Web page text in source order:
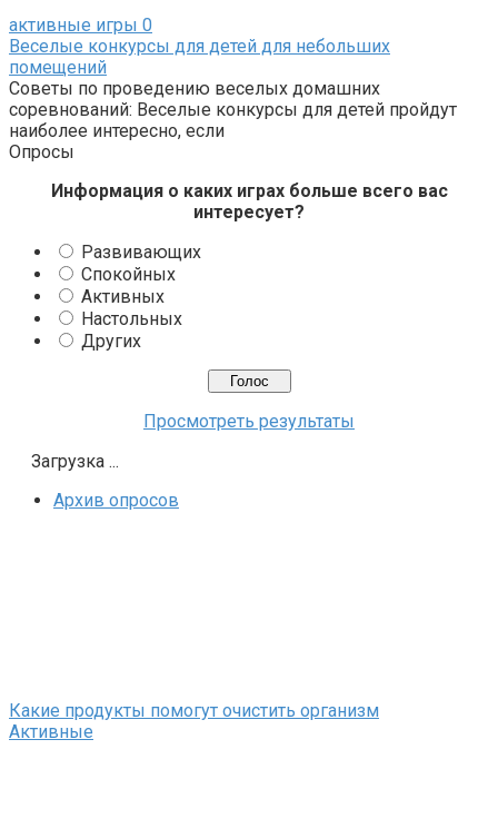
активные игры 0
Веселые конкурсы для детей для небольших
помещений
Советы по проведению веселых домашних
соревнований: Веселые конкурсы для детей пройдут
наиболее интересно, если
Опросы
Информация о каких играх больше всего вас
интересует?
Развивающих
Спокойных
Активных
Настольных
Других
Просмотреть результаты
Загрузка ...
Архив опросов
Какие продукты помогут очистить организм
Активные